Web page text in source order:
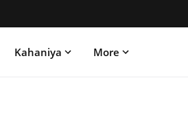
Kahaniya More